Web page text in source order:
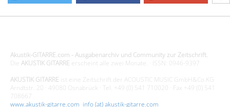
Akustik-GITARRE.com - Ausgabenarchiv und Community zur Zeitschrift.
Die AKUSTIK GITARRE erscheint alle zwei Monate. · ISSN: 0946-9397
AKUSTIK GITARRE ist eine Zeitschrift der ACOUSTIC MUSIC GmbH&Co.KG
Arndtstr. 20 · 49080 Osnabrück · Tel. +49 (0) 541 710020 · Fax +49 (0) 541
708667
www.akustik-gitarre.com ·info (at) akustik-gitarre.com